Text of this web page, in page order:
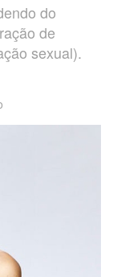
do
de
sexual).